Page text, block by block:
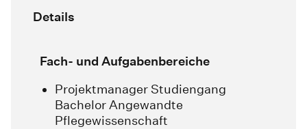
Details
Fach- und Aufgabenbereiche
Projektmanager Studiengang
Bachelor Angewandte
Pflegewissenschaft